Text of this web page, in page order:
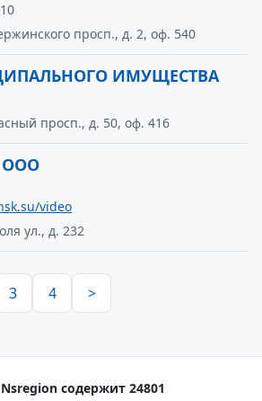
просп., д. 2, оф. 540
ИМУЩЕСТВА
просп., д. 50, оф. 416
ООО
video
ул., д. 232
3 4 >
содержит 24801